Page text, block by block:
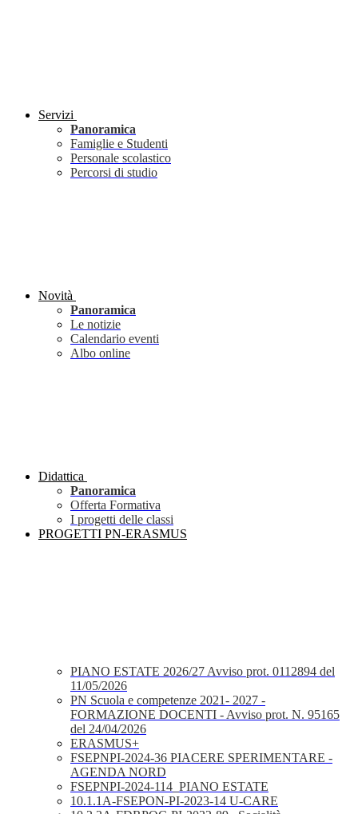
Servizi
Panoramica
Famiglie e Studenti
Personale scolastico
Percorsi di studio
Novità
Panoramica
Le notizie
Calendario eventi
Albo online
Didattica
Panoramica
Offerta Formativa
I progetti delle classi
PROGETTI PN-ERASMUS
PIANO ESTATE 2026/27 Avviso prot. 0112894 del
11/05/2026
PN Scuola e competenze 2021- 2027 -
FORMAZIONE DOCENTI - Avviso prot. N. 95165
del 24/04/2026
ERASMUS+
FSEPNPI-2024-36 PIACERE SPERIMENTARE -
AGENDA NORD
FSEPNPI-2024-114_PIANO ESTATE
10.1.1A-FSEPON-PI-2023-14 U-CARE